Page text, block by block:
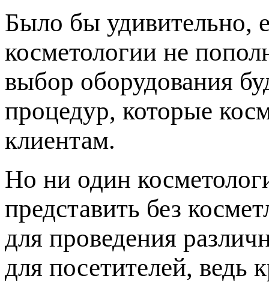
Было бы удивительно,
косметологии не
выбор оборудования
процедур, которые
клиентам.
Но ни один
представить без
для проведения
для посетителей, ведь